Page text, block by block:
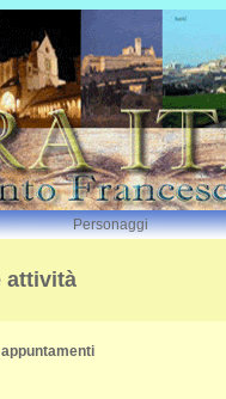
Personaggi
attività